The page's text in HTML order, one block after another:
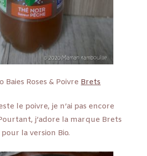
Baies Roses & Poivre Brets
le poivre, je n’ai pas encore
j’adore la marque Brets
la version Bio.